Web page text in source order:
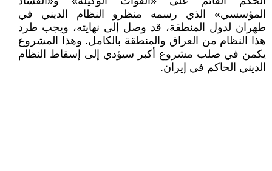
المؤسسي» الذي رسمه منظرو النظام الديني في
طهران لدول المنطقة، قد وصل إلى نهايته، ويجب طرد
هذا النظام من العراق والمنطقة بالكامل. وهذا المشروع
يكمن في صلب مشروع أكبر سيؤدي إلى إسقاط النظام
الديني الحاكم في إيران.